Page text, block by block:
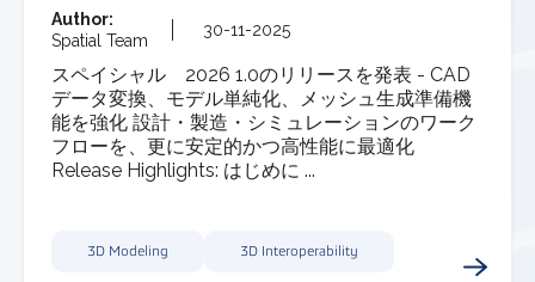
Author:
Spatial Team
30-11-2025
スペイシャル 2026 1.0のリリースを発表 - CAD
データ変換、モデル単純化、メッシュ生成準備機
能を強化 設計・製造・シミュレーションのワーク
フローを、更に安定的かつ高性能に最適化
Release Highlights: はじめに ...
3D Modeling 3D Interoperability